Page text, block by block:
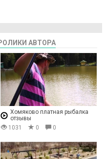
АВТОРА
Хомяково платная рыбалка
отзывы
1031
0 0